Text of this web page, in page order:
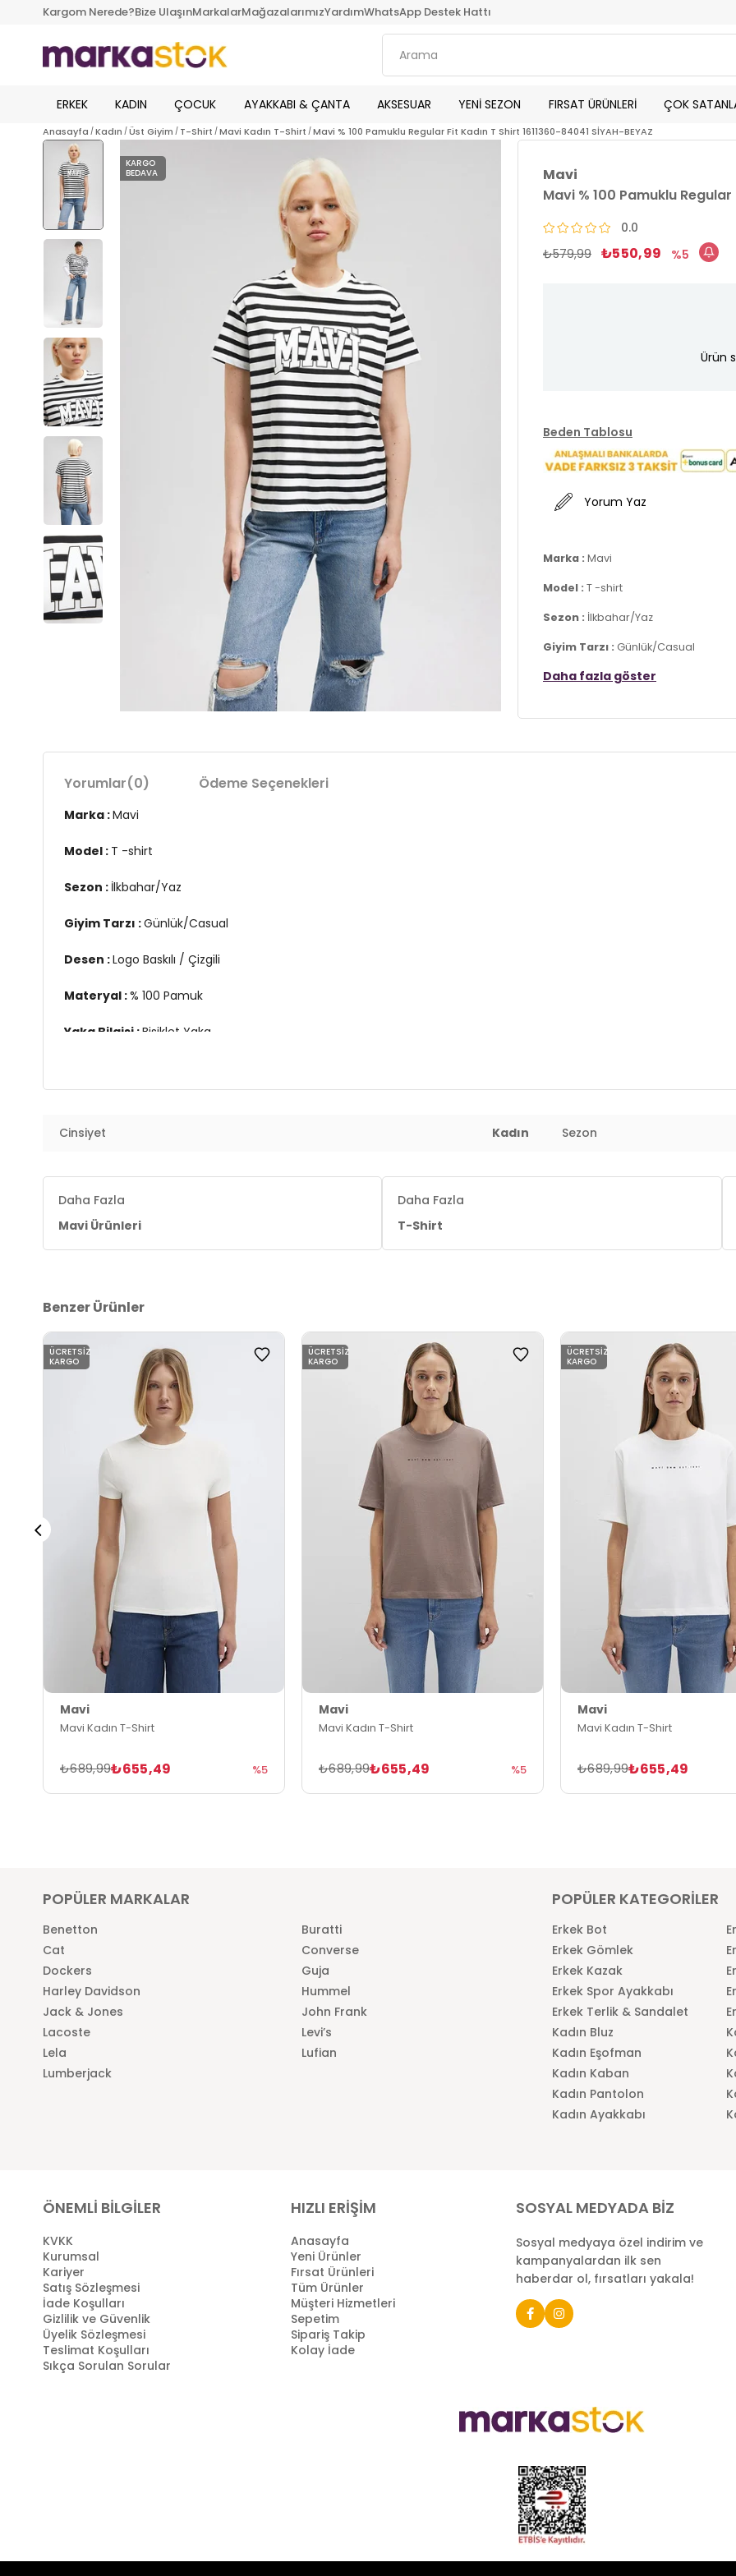
Kargom Nerede?Bize UlaşınMarkalarMağazalarımızYardımWhatsApp Destek Hattı
ERKEK KADIN ÇOCUK AYAKKABI & ÇANTA AKSESUAR YENİ SEZON FIRSAT ÜRÜNLERİ ÇOK
Anasayfa Kadın Üst Giyim T-Shirt Mavi Kadın T-Shirt Mavi % 100 Pamuklu Regular Fit Kadın T Shirt 1611360-84041 SİYAH-BEYAZ
KARGO
BEDAVA
Mavi
Mavi % 100 Pamuklu Regular
0.0
₺579,99 ₺550,99 5
Ürün
Beden Tablosu
Yorum Yaz
Marka : Mavi
Model : T -shirt
Sezon : İlkbahar/Yaz
Giyim Tarzı : Günlük/Casual
Desen :Logo Baskılı / Çizgili
Daha fazla göster
Yorumlar(0) Ödeme Seçenekleri
Marka :Mavi
Model : T -shirt
Sezon : İlkbahar/Yaz
Giyim Tarzı :Günlük/Casual
Desen :Logo Baskılı / Çizgili
Materyal :% 100 Pamuk
Yaka Bilgisi :Bisiklet Yaka
Manken Ölçüsü : Boy : 1.80 cm / Göğüs : 82 cm / Bel : 61 cm / Basen : 90 cm / Beden : S
2DE161136084041.389
Cinsiyet Kadın Sezon
Daha Fazla
Mavi Ürünleri
Daha Fazla
T-Shirt
Benzer Ürünler
Mavi
Mavi Kadın T-Shirt
₺655,49
₺689,99 %5
ÜCRETSIZ
KARGO
Mavi
Mavi Kadın T-Shirt
₺655,49
₺689,99 %5
ÜCRETSIZ
KARGO
Mavi
Mavi Kadın T-Shirt
₺655,49
₺689,99
ÜCRETSIZ
KARGO
POPÜLER MARKALAR
Benetton
Buratti
Cat
Converse
Dockers
Guja
Harley Davidson
Hummel
Jack & Jones
John Frank
Lacoste
Levi’s
Lela
Lufian
Lumberjack
POPÜLER KATEGORİLER
Erkek Bot
Erkek Gömlek
Erkek Kazak
Erkek Spor Ayakkabı
Erkek Terlik & Sandalet
Kadın Bluz
Kadın Eşofman
Kadın Kaban
Kadın Pantolon
Kadın Ayakkabı
ÖNEMLİ BİLGİLER
KVKK
Kurumsal
Kariyer
Satış Sözleşmesi
İade Koşulları
Gizlilik ve Güvenlik
Üyelik Sözleşmesi
Teslimat Koşulları
Sıkça Sorulan Sorular
HIZLI ERİŞİM
Anasayfa
Yeni Ürünler
Fırsat Ürünleri
Tüm Ürünler
Müşteri Hizmetleri
Sepetim
Sipariş Takip
Kolay İade
SOSYAL MEDYADA BİZ
Sosyal medyaya özel indirim ve
kampanyalardan ilk sen
haberdar ol, fırsatları yakala!